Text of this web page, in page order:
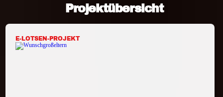
Projektübersicht
E-LOTSEN-PROJEKT